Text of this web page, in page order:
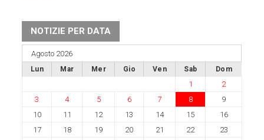
NOTIZIE PER DATA
Agosto 2026
Lun Mar Mer Gio Ven Sab Dom
1
2
3
4 5 6 7 8
9
10
11 12 13 14 15
16
17
18 19 20 21 22
23